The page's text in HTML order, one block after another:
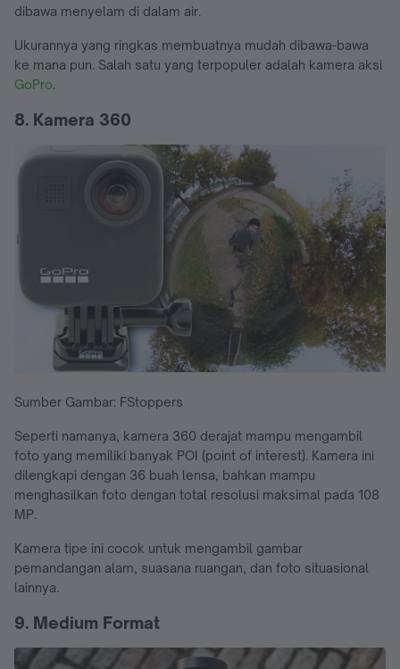
dibawa menyelam di dalam air.
Ukurannya yang ringkas membuatnya mudah dibawa-bawa
ke mana pun. Salah satu yang terpopuler adalah kamera aksi
GoPro.
8. Kamera 360
Sumber Gambar: FStoppers
Seperti namanya, kamera 360 derajat mampu mengambil
foto yang memiliki banyak POI (point of interest). Kamera ini
dilengkapi dengan 36 buah lensa, bahkan mampu
menghasilkan foto dengan total resolusi maksimal pada 108
MP.
Kamera tipe ini cocok untuk mengambil gambar
pemandangan alam, suasana ruangan, dan foto situasional
lainnya.
9. Medium Format